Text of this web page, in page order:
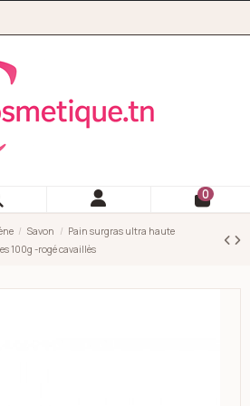
0
Savon
Pain surgras ultra haute
100g -rogé cavaillès